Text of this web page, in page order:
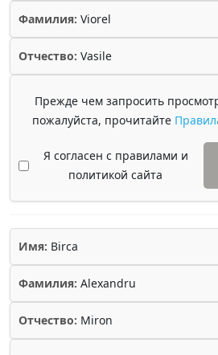
Фамилия: Viorel
Отчество: Vasile
Прежде чем запросить
пожалуйста, прочитайте
Я согласен с правилами и
политикой сайта
Имя: Birca
Фамилия: Alexandru
Отчество: Miron